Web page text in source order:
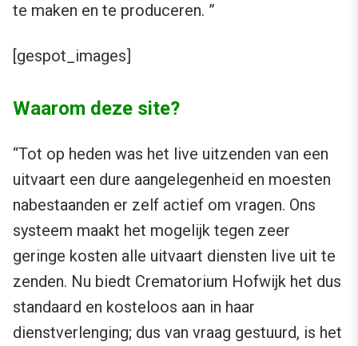
te maken en te produceren. ”
[gespot_images]
Waarom deze site?
“Tot op heden was het live uitzenden van een
uitvaart een dure aangelegenheid en moesten
nabestaanden er zelf actief om vragen. Ons
systeem maakt het mogelijk tegen zeer
geringe kosten alle uitvaart diensten live uit te
zenden. Nu biedt Crematorium Hofwijk het dus
standaard en kosteloos aan in haar
dienstverlenging; dus van vraag gestuurd, is het